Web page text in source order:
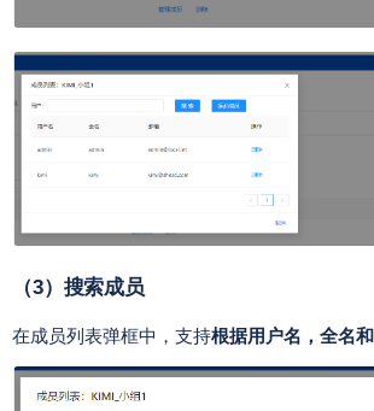
（3）搜索成员
在成员列表弹框中，支持根据用户名，全名